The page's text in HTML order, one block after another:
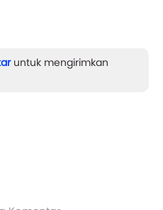
untuk mengirimkan